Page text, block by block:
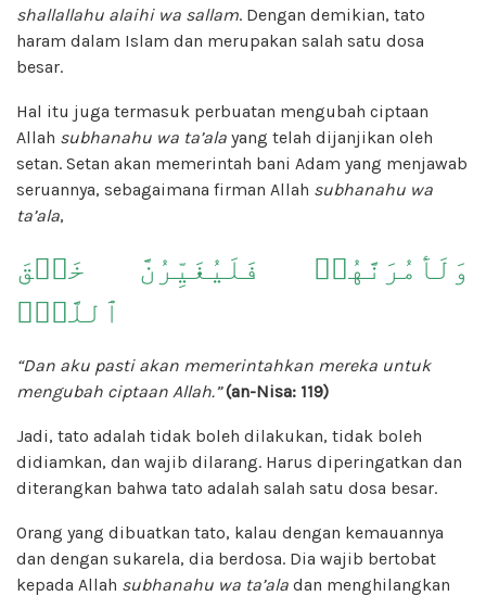
shallallahu alaihi wa sallam. Dengan demikian, tato
haram dalam Islam dan merupakan salah satu dosa
besar.
Hal itu juga termasuk perbuatan mengubah ciptaan
Allah subhanahu wa ta’ala yang telah dijanjikan oleh
setan. Setan akan memerintah bani Adam yang menjawab
seruannya, sebagaimana firman Allah subhanahu wa
ta’ala,
وَلَأٓمُرَنَّهُمۡ فَلَيُغَيِّرُنَّ خَلۡقَ
ٱللَّهِۚ
“Dan aku pasti akan memerintahkan mereka untuk
mengubah ciptaan Allah.” (an-Nisa: 119)
Jadi, tato adalah tidak boleh dilakukan, tidak boleh
didiamkan, dan wajib dilarang. Harus diperingatkan dan
diterangkan bahwa tato adalah salah satu dosa besar.
Orang yang dibuatkan tato, kalau dengan kemauannya
dan dengan sukarela, dia berdosa. Dia wajib bertobat
kepada Allah subhanahu wa ta’ala dan menghilangkan